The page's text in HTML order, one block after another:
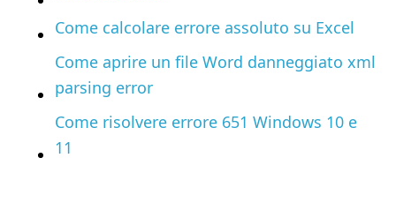
Come calcolare errore assoluto su Excel
Come aprire un file Word danneggiato xml
parsing error
Come risolvere errore 651 Windows 10 e
11